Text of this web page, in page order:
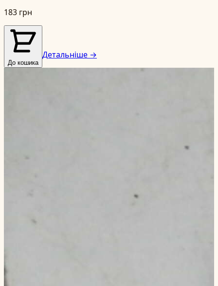
183 грн
До кошика
Детальніше →